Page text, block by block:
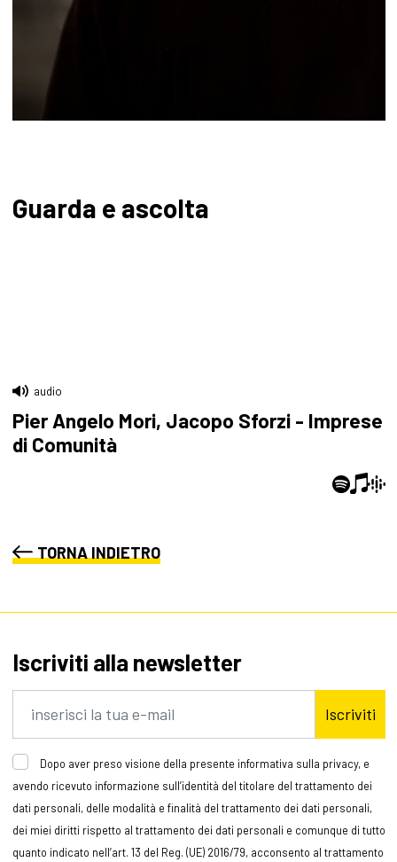
Guarda e ascolta
audio
Pier Angelo Mori, Jacopo Sforzi - Imprese
di Comunità
TORNA INDIETRO
Iscriviti alla newsletter
Iscriviti
Dopo aver preso visione della presente informativa sulla privacy, e
avendo ricevuto informazione sull’identità del titolare del trattamento dei
dati personali, delle modalità e finalità del trattamento dei dati personali,
dei miei diritti rispetto al trattamento dei dati personali e comunque di tutto
quanto indicato nell’art. 13 del Reg. (UE) 2016/79, acconsento al trattamento